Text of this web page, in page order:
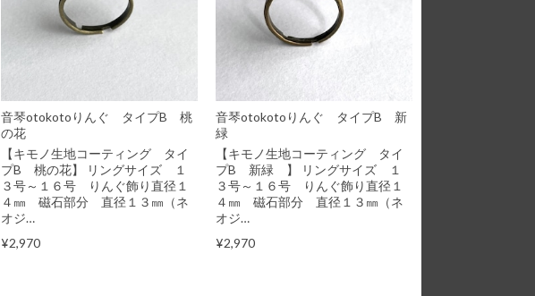
音琴otokotoりんぐ タイプB 桃
の花
【キモノ生地コーティング タイ
プB 桃の花】 リングサイズ １
３号～１６号 りんぐ飾り直径１
４㎜ 磁石部分 直径１３㎜（ネ
オジ…
¥2,970
音琴otokotoりんぐ タイプB 新
緑
【キモノ生地コーティング タイ
プB 新緑 】 リングサイズ １
３号～１６号 りんぐ飾り直径１
４㎜ 磁石部分 直径１３㎜（ネ
オジ…
¥2,970